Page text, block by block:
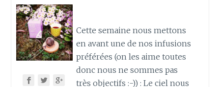
Cette semaine nous mettons
en avant une de nos infusions
préférées (on les aime toutes
donc nous ne sommes pas
très objectifs :-)) : Le ciel nous